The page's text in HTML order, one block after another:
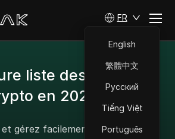
FR
English
繁體中文
Русский
Tiếng Việt
Português
liste des airdrops
en 2025
gérez facilement plusieurs